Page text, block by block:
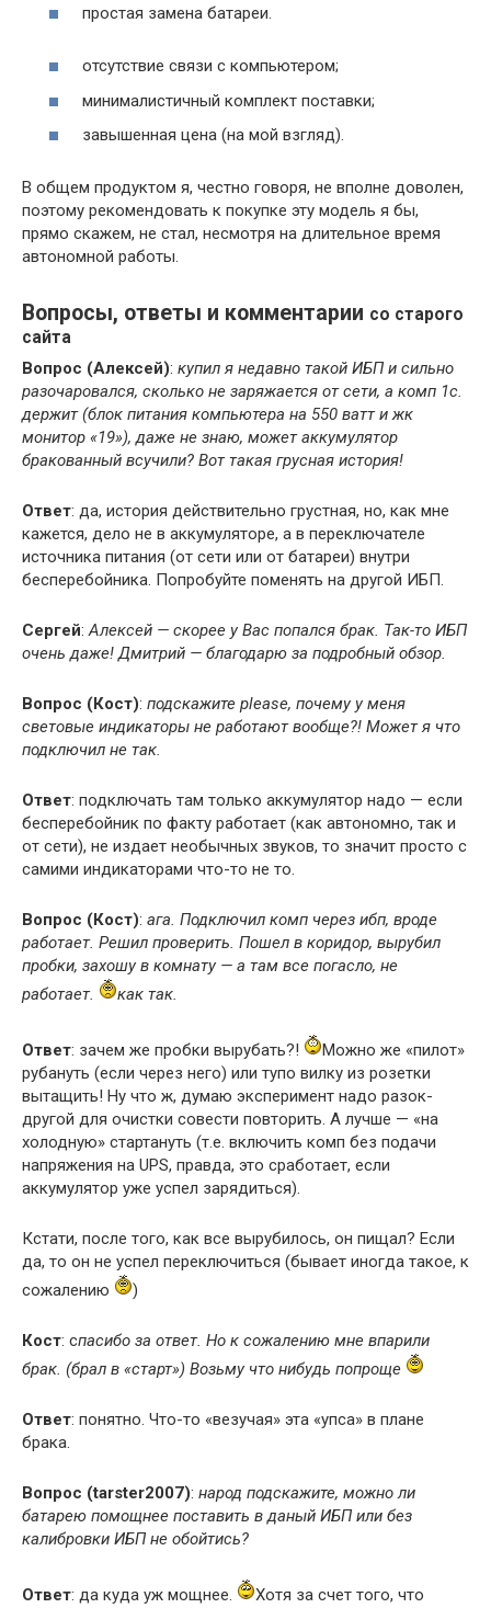
простая замена батареи.
отсутствие связи с компьютером;
минималистичный комплект поставки;
завышенная цена (на мой взгляд).
В общем продуктом я, честно говоря, не вполне доволен,
поэтому рекомендовать к покупке эту модель я бы,
прямо скажем, не стал, несмотря на длительное время
автономной работы.
Вопросы, ответы и комментарии со старого
сайта
Вопрос (Алексей): купил я недавно такой ИБП и сильно
разочаровался, сколько не заряжается от сети, а комп 1с.
держит (блок питания компьютера на 550 ватт и жк
монитор «19»), даже не знаю, может аккумулятор
бракованный всучили? Вот такая грусная история!
Ответ: да, история действительно грустная, но, как мне
кажется, дело не в аккумуляторе, а в переключателе
источника питания (от сети или от батареи) внутри
бесперебойника. Попробуйте поменять на другой ИБП.
Сергей:Алексей — скорее у Вас попался брак. Так-то ИБП
очень даже! Дмитрий — благодарю за подробный обзор.
Вопрос (Кост): подскажите please, почему у меня
световые индикаторы не работают вообще?! Может я что
подключил не так.
Ответ: подключать там только аккумулятор надо — если
бесперебойник по факту работает (как автономно, так и
от сети), не издает необычных звуков, то значит просто с
самими индикаторами что-то не то.
Вопрос (Кост): ага. Подключил комп через ибп, вроде
работает. Решил проверить. Пошел в коридор, вырубил
пробки, захошу в комнату — а там все погасло, не
работает.
как так.
Ответ: зачем же пробки вырубать?!
Можно же «пилот»
рубануть (если через него) или тупо вилку из розетки
вытащить! Ну что ж, думаю эксперимент надо разок-
другой для очистки совести повторить. А лучше — «на
холодную» стартануть (т.е. включить комп без подачи
напряжения на UPS, правда, это сработает, если
аккумулятор уже успел зарядиться).
Кстати, после того, как все вырубилось, он пищал? Если
да, то он не успел переключиться (бывает иногда такое, к
сожалению
)
Кост: спасибо за ответ. Но к сожалению мне впарили
брак. (брал в «старт») Возьму что нибудь попроще
Ответ: понятно. Что-то «везучая» эта «упса» в плане
брака.
Вопрос (tarster2007): народ подскажите, можно ли
батарею помощнее поставить в даный ИБП или без
калибровки ИБП не обойтись?
Ответ: да куда уж мощнее. Хотя за счет того, что